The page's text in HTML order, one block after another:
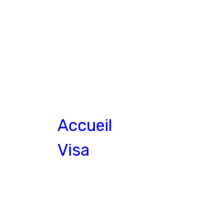
Accueil
Visa